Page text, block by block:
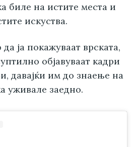
биле на истите места и
искуства.
ја покажуваат врската,
објавуваат кадри
давајќи им до знаење на
уживале заедно.